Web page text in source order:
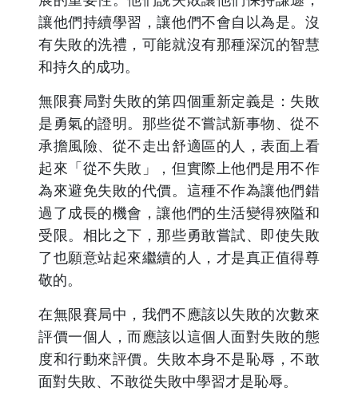
讓他們持續學習，讓他們不會自以為是。沒
有失敗的洗禮，可能就沒有那種深沉的智慧
和持久的成功。
無限賽局對失敗的第四個重新定義是：失敗
是勇氣的證明。那些從不嘗試新事物、從不
承擔風險、從不走出舒適區的人，表面上看
起來「從不失敗」，但實際上他們是用不作
為來避免失敗的代價。這種不作為讓他們錯
過了成長的機會，讓他們的生活變得狹隘和
受限。相比之下，那些勇敢嘗試、即使失敗
了也願意站起來繼續的人，才是真正值得尊
敬的。
在無限賽局中，我們不應該以失敗的次數來
評價一個人，而應該以這個人面對失敗的態
度和行動來評價。失敗本身不是恥辱，不敢
面對失敗、不敢從失敗中學習才是恥辱。